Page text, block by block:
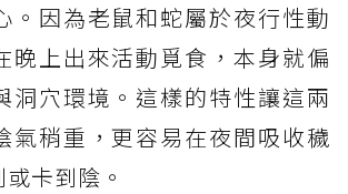
。因為老鼠和蛇屬於夜行性動
晚上出來活動覓食，本身就偏
洞穴環境。這樣的特性讓這兩
氣稍重，更容易在夜間吸收穢
卡到陰。